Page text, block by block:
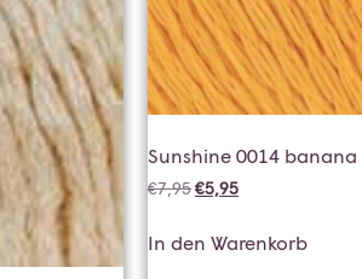
Sunshine 0014 banana
€7,95€5,95
In den Warenkorb